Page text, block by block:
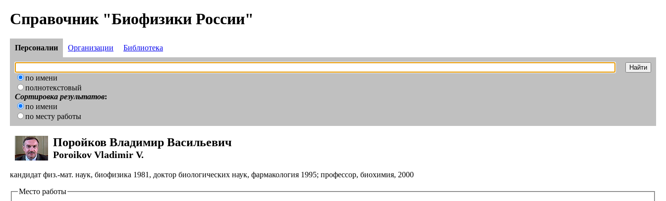
Справочник "Биофизики России"
Персоналии Организации Библиотека
по имени
полнотекстовый
Сортировка результатов:
по имени
по месту работы
Поройков Владимир Васильевич
Poroikov Vladimir V.
кандидат физ.-мат. наук, биофизика 1981, доктор биологических наук, фармакология 1995; профессор, биохимия, 2000
Место работы